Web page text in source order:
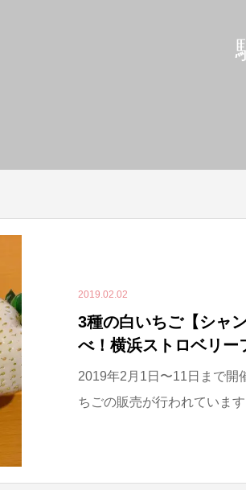
2019.02.02
3種の白いちご【シャ
べ！横浜ストロベリー
2019年2月1日〜11日まで開
ちごの販売が行われていま